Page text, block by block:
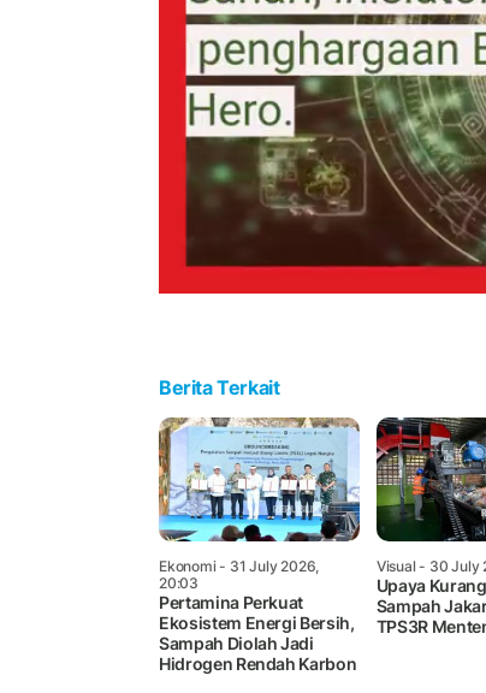
Berita Terkait
Ekonomi- 31 July 2026,
20:03
Pertamina Perkuat
Ekosistem Energi Bersih,
Sampah Diolah Jadi
Hidrogen Rendah Karbon
Visual - 30 July
Upaya
Sampah
TPS3R